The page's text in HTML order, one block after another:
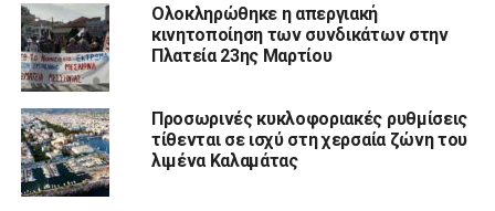
Ολοκληρώθηκε η απεργιακή
κινητοποίηση των συνδικάτων στην
Πλατεία 23ης Μαρτίου
Προσωρινές κυκλοφοριακές ρυθμίσεις
τίθενται σε ισχύ στη χερσαία ζώνη του
λιμένα Καλαμάτας